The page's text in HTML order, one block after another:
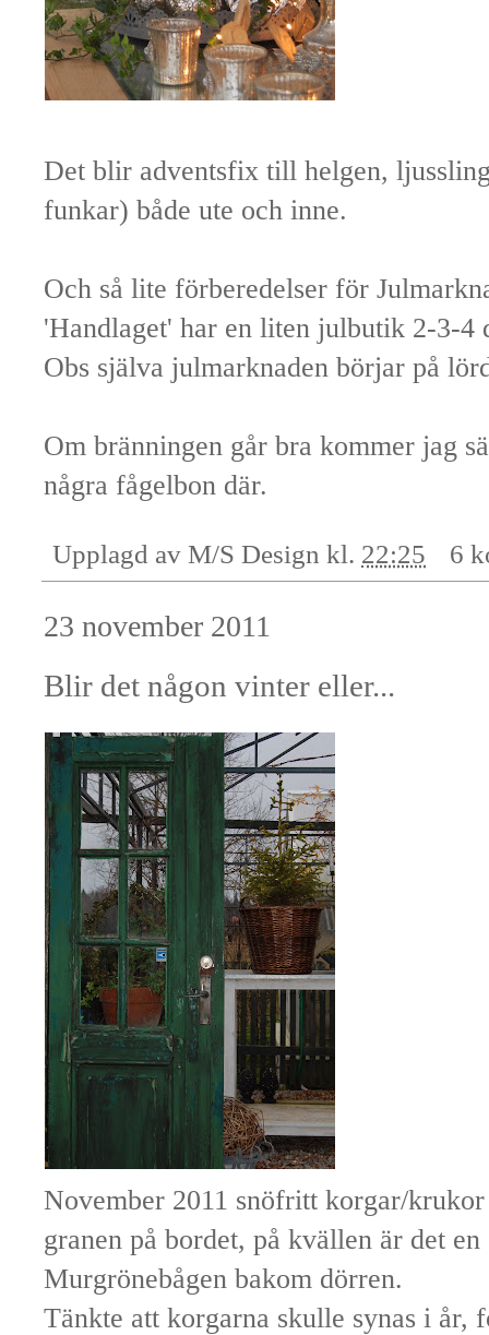
Det blir adventsfix till helgen,
funkar) både ute och inne.
Och så lite förberedelser för
'Handlaget' har en liten julbutik 2-3-4
Obs själva julmarknaden börjar på
Om bränningen går bra kommer jag
några fågelbon där.
Upplagd av M/S Design kl. 22:25 6
23 november 2011
Blir det någon vinter eller...
November 2011 snöfritt korgar/
granen på bordet, på kvällen är det
Murgrönebågen bakom dörren.
Tänkte att korgarna skulle synas i år,